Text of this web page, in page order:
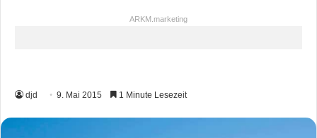
ARKM.marketing
djd 9. Mai 2015 1 Minute Lesezeit